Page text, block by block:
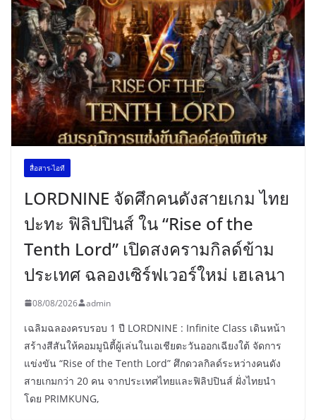
สื่อสาร-ไอที
LORDNINE จัดศึกคนดังสายเกม ไทย
ปะทะ ฟิลิปปินส์ ใน “Rise of the
Tenth Lord” เปิดสงครามกิลด์ข้าม
ประเทศ ฉลองเซิร์ฟเวอร์ใหม่ เฮเลนา
08/08/2026 admin
เฉลิมฉลองครบรอบ 1 ปี LORDNINE : Infinite Class เดินหน้า
สร้างสีสันให้คอมมูนิตี้ผู้เล่นในเอเชียตะวันออกเฉียงใต้ จัดการ
แข่งขัน “Rise of the Tenth Lord” ศึกดวลกิลด์ระหว่างคนดัง
สายเกมกว่า 20 คน จากประเทศไทยและฟิลิปปินส์ ฝั่งไทยนำ
โดย PRIMKUNG,